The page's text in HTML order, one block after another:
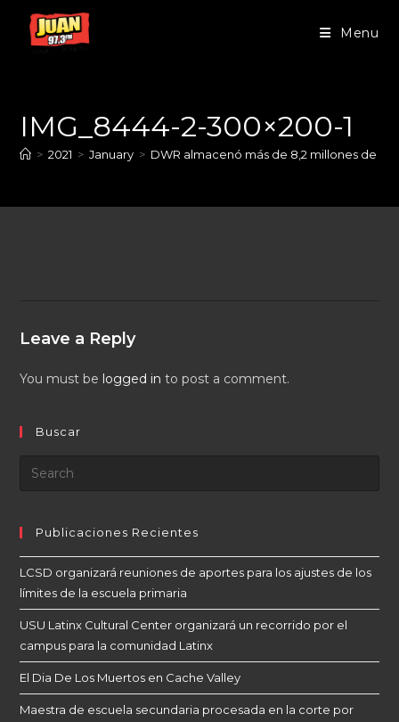
Menu
IMG_8444-2-300×200-1
> 2021 > January > DWR almacenó más de 8,2 millones de
Leave a Reply
You must be logged in to post a comment.
Buscar
Publicaciones Recientes
LCSD organizará reuniones de aportes para los ajustes de los
límites de la escuela primaria
USU Latinx Cultural Center organizará un recorrido por el
campus para la comunidad Latinx
El Dia De Los Muertos en Cache Valley
Maestra de escuela secundaria procesada en la corte por